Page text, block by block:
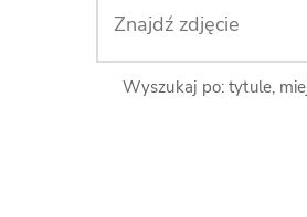
Wyszukaj po: tytule,